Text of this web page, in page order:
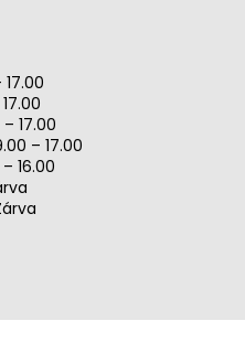
17.00
– 17.00
– 17.00
– 16.00